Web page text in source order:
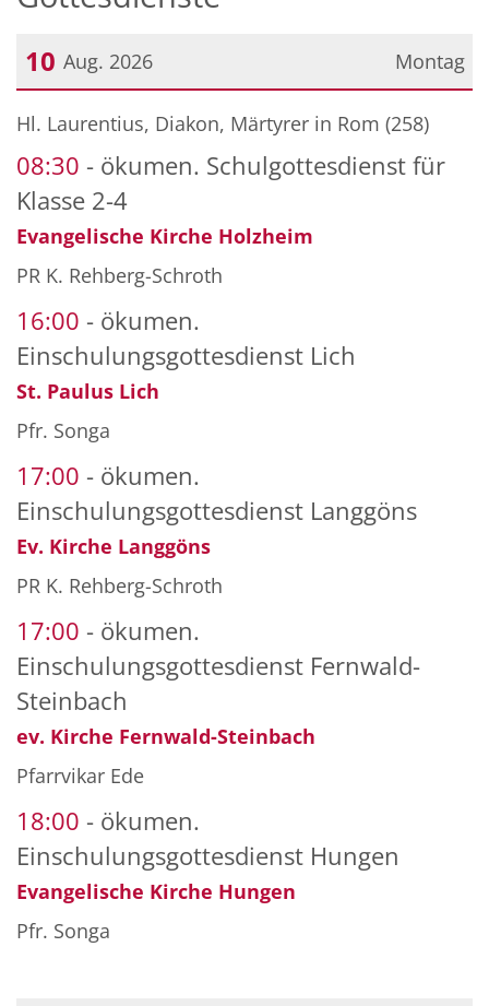
Montag
10 Aug. 2026
Datum: 10. August 2026
Hl. Laurentius, Diakon, Märtyrer in Rom (258)
08:30
ökumen. Schulgottesdienst für
Klasse 2-4
Evangelische Kirche Holzheim
PR K. Rehberg-Schroth
16:00
ökumen.
Einschulungsgottesdienst Lich
St. Paulus Lich
Pfr. Songa
17:00
ökumen.
Einschulungsgottesdienst Langgöns
Ev. Kirche Langgöns
PR K. Rehberg-Schroth
17:00
ökumen.
Einschulungsgottesdienst Fernwald-
Steinbach
ev. Kirche Fernwald-Steinbach
Pfarrvikar Ede
18:00
ökumen.
Einschulungsgottesdienst Hungen
Evangelische Kirche Hungen
Pfr. Songa